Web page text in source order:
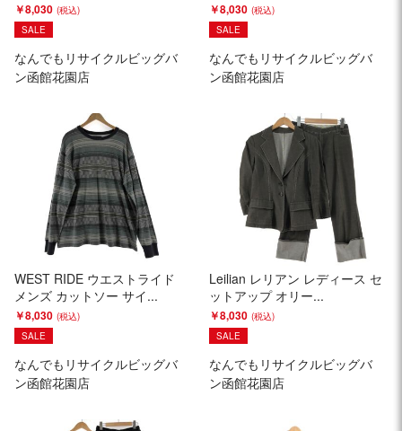
￥8,030
SALE
なんでもリサイクルビッグバ
ン函館花園店
￥8,030
SALE
なんでもリサイクルビッグバ
ン函館花園店
WEST RIDE ウエストライド
メンズ カットソー サイ...
￥8,030
SALE
なんでもリサイクルビッグバ
ン函館花園店
Leilian レリアン レディース セ
ットアップ オリー...
￥8,030
SALE
なんでもリサイクルビッグバ
ン函館花園店